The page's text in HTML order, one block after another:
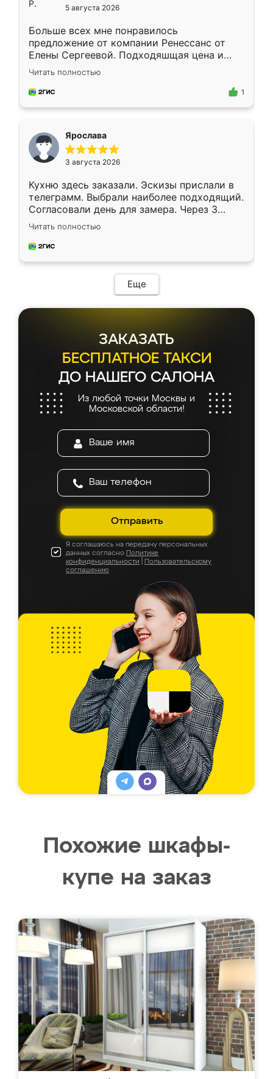
5 августа 2026
Больше всех мне понравилось
предложение от компании Ренессанс от
Елены Сергеевой. Подходяшщая цена и
короткие сроки изготовления. Приехавший
для замера сотрудник Владислав
предложил по моему эскизу самый
Читать полностью
1
Ярослава
3 августа 2026
Кухню здесь заказали. Эскизы прислали в
телеграмм. Выбрали наиболее подходящий.
Согласовали день для замера. Через 3
недели кухня была уже готова. Остались
довольны работой. Спасибо Ренессанс
мебель за качественную работу!
Читать полностью
Еще
ЗАКАЗАТЬ
БЕСПЛАТНОЕ ТАКСИ
ДО НАШЕГО САЛОНА
Из любой точки Москвы и
Московской области!
Отправить
Я соглашаюсь на передачу персональных
данных согласно Политике
конфиденциальности
Пользовательскому
соглашению
Похожие шкафы-
купе на заказ